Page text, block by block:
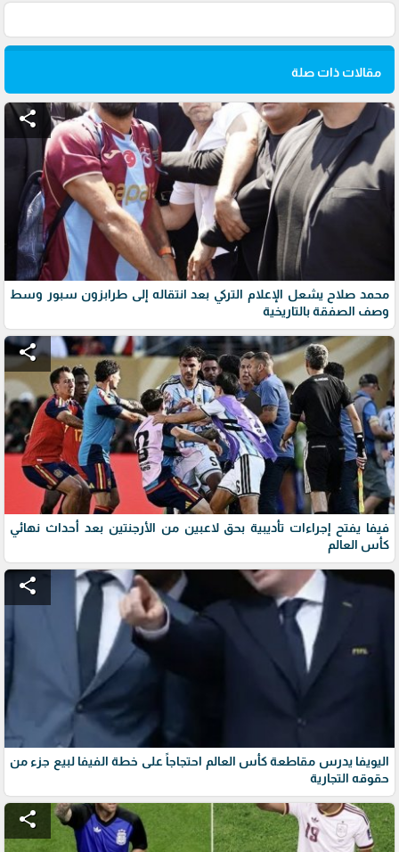
مقالات ذات صلة
share
محمد صلاح يشعل الإعلام التركي بعد انتقاله إلى طرابزون سبور وسط
وصف الصفقة بالتاريخية
share
فيفا يفتح إجراءات تأديبية بحق لاعبين من الأرجنتين بعد أحداث نهائي
كأس العالم
share
اليويفا يدرس مقاطعة كأس العالم احتجاجاً على خطة الفيفا لبيع جزء من
حقوقه التجارية
share